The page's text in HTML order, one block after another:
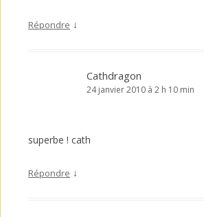
Répondre ↓
Cathdragon
24 janvier 2010 à 2 h 10 min
superbe ! cath
Répondre ↓